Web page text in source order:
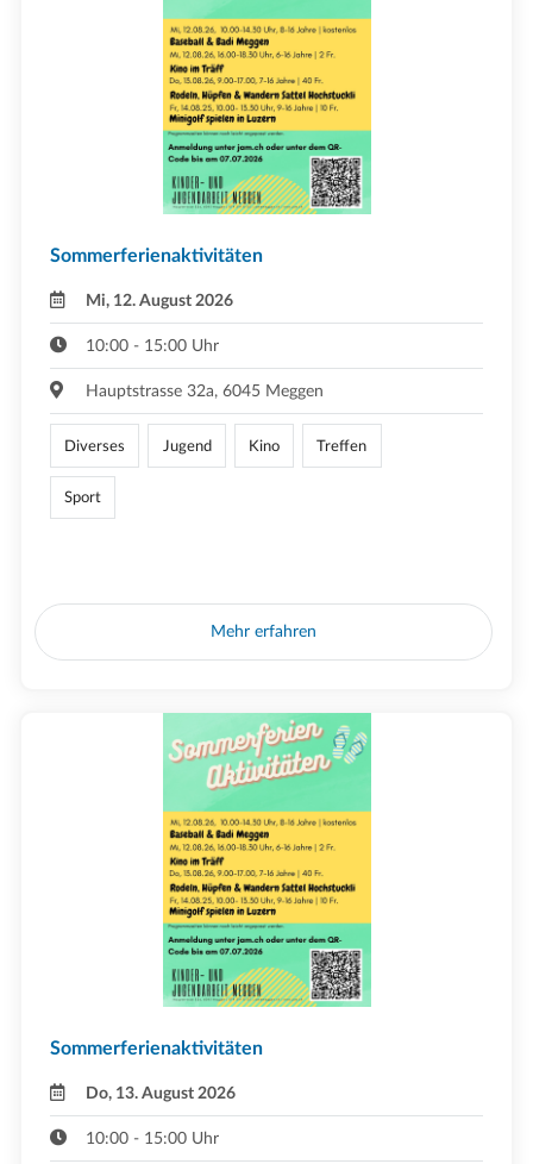
Sommerferienaktivitäten
Mi, 12. August 2026
10:00 - 15:00 Uhr
Hauptstrasse 32a, 6045 Meggen
Diverses Jugend Kino Treffen
Sport
Mehr erfahren
Sommerferienaktivitäten
Do, 13. August 2026
10:00 - 15:00 Uhr